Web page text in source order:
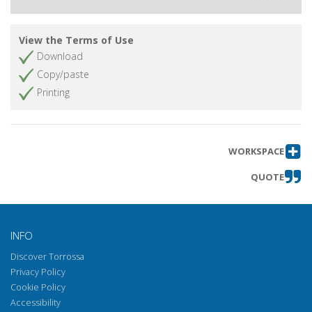
Crisi sociale e cultura operaia nel
Mezzogiorno
Gli autori del volume
View the Terms of Use
Download
Copy/paste
Printing
WORKSPACE
QUOTE
INFO
Discover Torrossa
Privacy Policy
Cookie Policy
Accessibility